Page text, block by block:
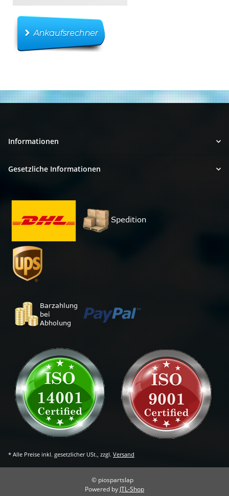
Informationen
Gesetzliche Informationen
* Alle Preise inkl. gesetzlicher USt., zzgl. Versand
© piospartslap
Powered by JTL-Shop